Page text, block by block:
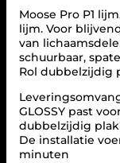
O
O
R
M
E
R
C
E
D
E
Moose Pro P1
lijm. Voor
van
schuurbaar,
Rol dubbelzijdig
GLOSSY past
dubbelzijdig
De installatie
minuten